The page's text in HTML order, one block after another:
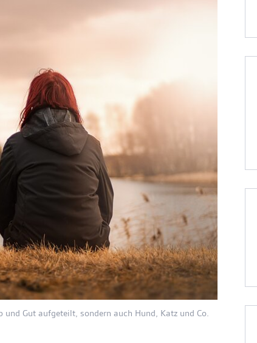
Gut aufgeteilt, sondern auch Hund, Katz und Co.